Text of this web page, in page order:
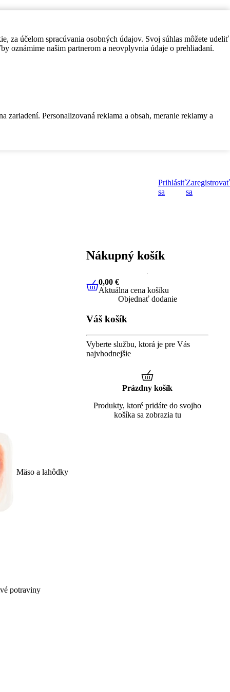
za účelom spracúvania osobných údajov. Svoj súhlas môžete udeliť
oznámime našim partnerom a neovplyvnia údaje o prehliadaní.
Personalizovaná reklama a obsah, meranie reklamy a
Prihlásiť
sa
Zaregistrovať
sa
Mäso a lahôdky
potraviny
Nákupný košík
0,00 €Aktuálna cena košíku
0,00 €
Aktuálna cena košíku
Objednať dodanie
Váš košík
Vyberte službu, ktorá je pre Vás
najvhodnejšie
Prázdny košík
Produkty, ktoré pridáte do svojho
košíka sa zobrazia tu